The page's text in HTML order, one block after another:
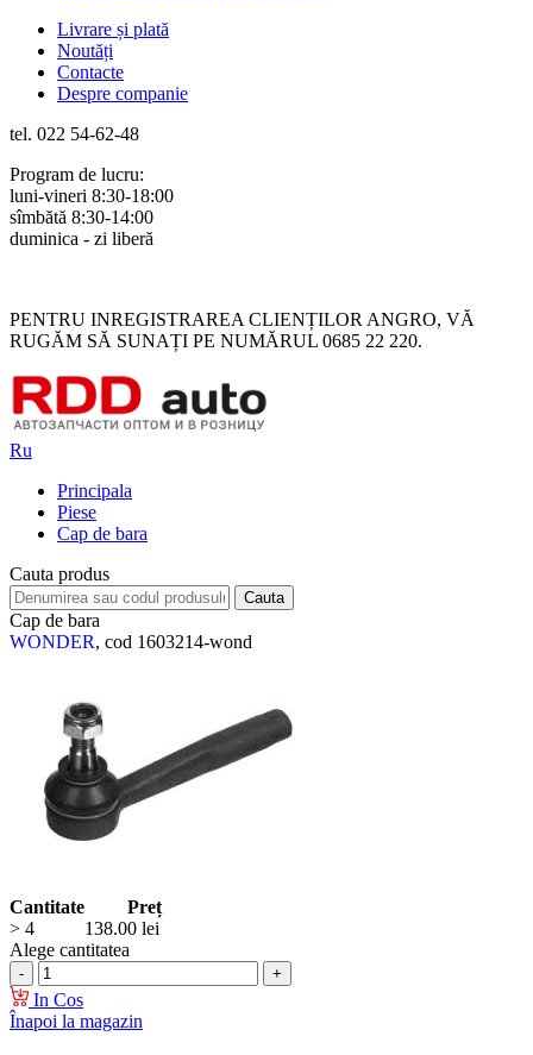
Livrare și plată
Noutăți
Contacte
Despre companie
tel. 022 54-62-48
Program de lucru:
luni-vineri 8:30-18:00
sîmbătă 8:30-14:00
duminica - zi liberă
PENTRU INREGISTRAREA CLIENȚILOR ANGRO, VĂ
RUGĂM SĂ SUNAȚI PE NUMĂRUL 0685 22 220.
Ru
Principala
Piese
Cap de bara
Cauta produs
Cap de bara
WONDER, cod 1603214-wond
Cantitate
Preț
> 4
138.00 lei
Alege cantitatea
In Cos
Înapoi la magazin